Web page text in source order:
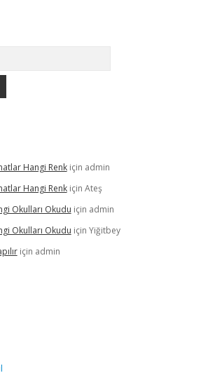
Hangi Renkiçin admin
Hangi Renkiçin Ateş
Okulları Okudu için admin
Okulları Okudu için Yiğitbey
için admin